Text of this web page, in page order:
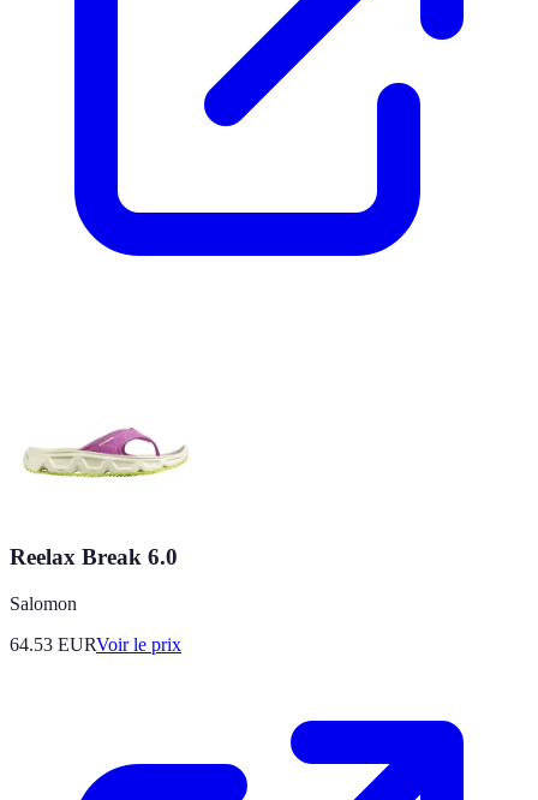
Reelax Break 6.0
Salomon
64.53 EURVoir le prix